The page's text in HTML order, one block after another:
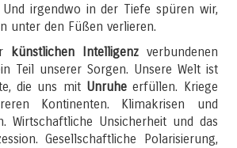
irgendwo in der Tiefe spüren wir,
unter den Füßen verlieren.
künstlichen Intelligenzverbundenen
Teil unserer Sorgen. Unsere Welt ist
die uns mit Unruheerfüllen. Kriege
Kontinenten. Klimakrisen und
Wirtschaftliche Unsicherheit und das
Gesellschaftliche Polarisierung,